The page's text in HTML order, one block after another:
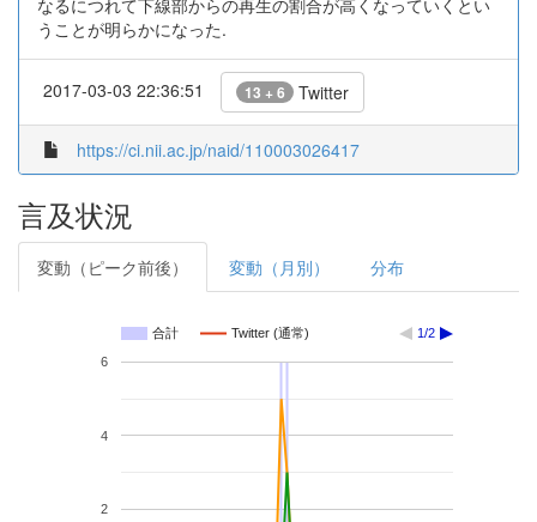
なるにつれて下線部からの再生の割合が高くなっていくとい
うことが明らかになった.
2017-03-03 22:36:51 13 + 6 Twitter
https://ci.nii.ac.jp/naid/110003026417
言及状況
変動（ピーク前後） 変動（月別） 分布
合計 Twitter (通常) 1/2
2
4
6